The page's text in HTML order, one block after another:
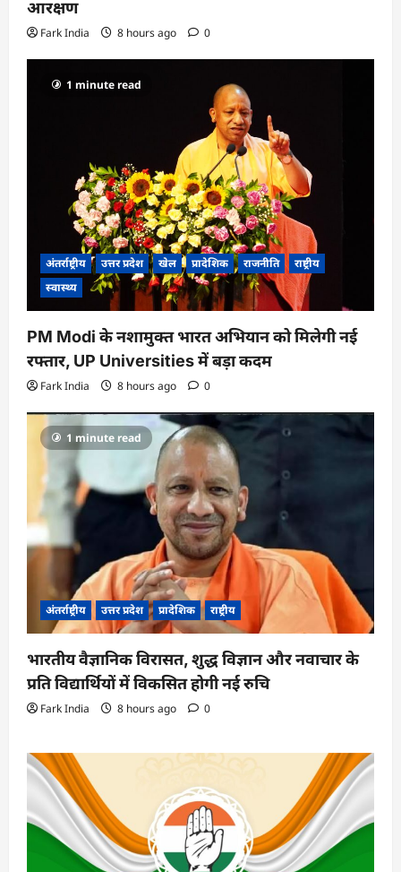
आरक्षण
Fark India 8 hours ago 0
1 minute read
अंतर्राष्ट्रीय उत्तर प्रदेश खेल प्रादेशिक राजनीति
राष्ट्रीय
स्वास्थ्य
PM Modi के नशामुक्त भारत अभियान को मिलेगी नई
रफ्तार, UP Universities में बड़ा कदम
Fark India 8 hours ago 0
1 minute read
अंतर्राष्ट्रीय उत्तर प्रदेश प्रादेशिक राष्ट्रीय
भारतीय वैज्ञानिक विरासत, शुद्ध विज्ञान और नवाचार के
प्रति विद्यार्थियों में विकसित होगी नई रुचि
Fark India 8 hours ago 0